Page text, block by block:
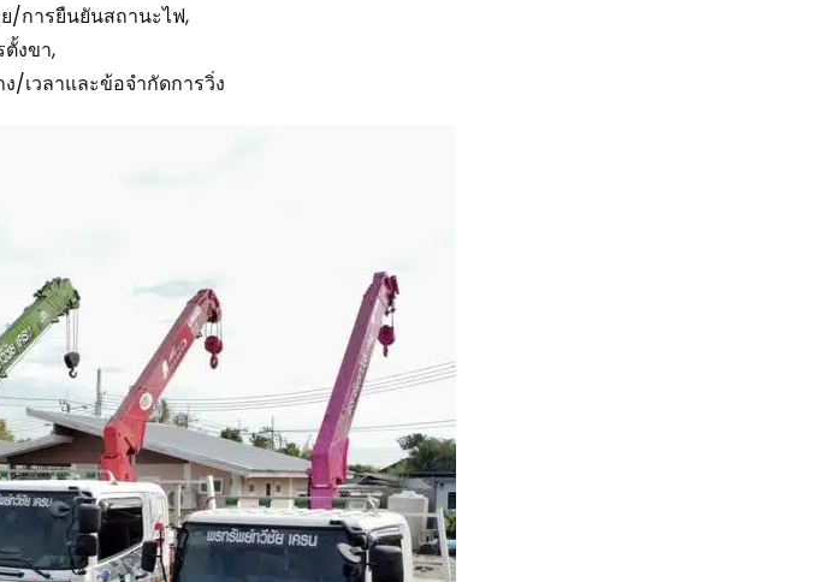
/การยืนยันสถานะไฟ,
งขา,
/เวลาและข้อจำกัดการวิ่ง